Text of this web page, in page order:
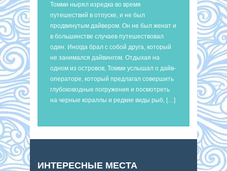
Томми нырял изредка во время
путешествий в отпуске, и не был
продвинутым дайвером. Он не был женат и
в большинстве случаев путешествовал
один. Иногда брал с собой друга, который
не занимался дайвингом. Отдыхая на
одном из островов, Томми услышал о дайв-
операторе, который предлагал совершить
глубоководные погружения и посмотреть
на черные кораллы и редкие виды рыб, […]
ИНТЕРЕСНЫЕ МЕСТА